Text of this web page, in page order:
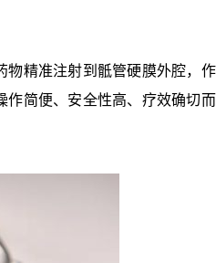
精准注射到骶管硬膜外腔，作
作简便、安全性高、疗效确切